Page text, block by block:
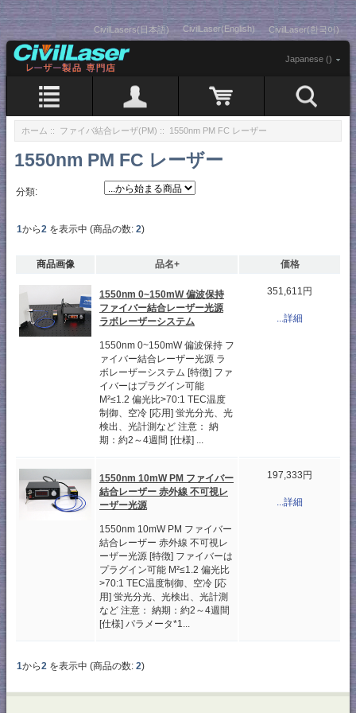
CivilLasers(日本語) CivilLaser(English) CivilLaser(한국어)
Japanese ()
ホーム :: ファイバ結合レーザ(PM) :: 1550nm PM FC レーザー
1550nm PM FC レーザー
分類:
1から2 を表示中 (商品の数: 2)
商品画像 品名+ 価格
1550nm 0~150mW 偏波保持
ファイバー結合レーザー光源
ラボレーザーシステム
1550nm 0~150mW 偏波保持 フ
ァイバー結合レーザー光源 ラ
ボレーザーシステム [特徴] ファ
イバーはプラグイン可能
M²≤1.2 偏光比>70:1 TEC温度
制御、空冷 [応用] 蛍光分光、光
検出、光計測など 注意： 納
期：約2～4週間 [仕様] ...
351,611円
...詳細
1550nm 10mW PM ファイバー
結合レーザー 赤外線 不可視レ
ーザー光源
1550nm 10mW PM ファイバー
結合レーザー 赤外線 不可視レ
ーザー光源 [特徴] ファイバーは
プラグイン可能 M²≤1.2 偏光比
>70:1 TEC温度制御、空冷 [応
用] 蛍光分光、光検出、光計測
など 注意： 納期：約2～4週間
[仕様] パラメータ*1...
197,333円
...詳細
1から2 を表示中 (商品の数: 2)